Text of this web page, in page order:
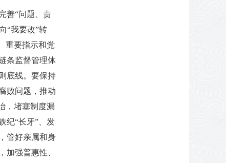
善“问题、责
“我要改”转
重要指示和党
条监督管理体
底线。要保持
败问题，推动
，堵塞制度漏
纪“长牙”、发
管好亲属和身
加强普惠性、